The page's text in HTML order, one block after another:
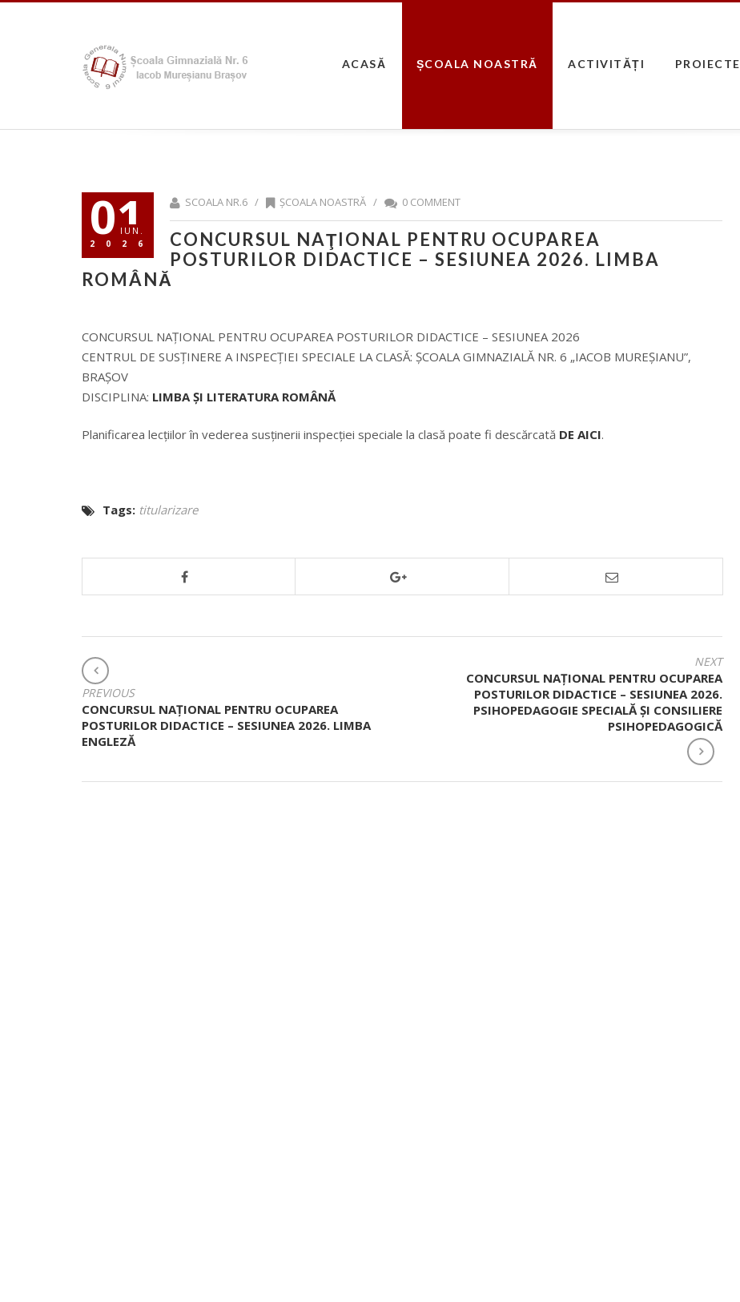
ACASĂ ȘCOALA NOASTRĂ ACTIVITĂȚI PROIECTE
01
IUN.
2026
SCOALA NR.6 / ȘCOALA NOASTRĂ / 0 COMMENT
CONCURSUL NAŢIONAL PENTRU OCUPAREA
POSTURILOR DIDACTICE – SESIUNEA 2026. LIMBA
ROMÂNĂ
CONCURSUL NAŢIONAL PENTRU OCUPAREA POSTURILOR DIDACTICE – SESIUNEA 2026
CENTRUL DE SUSȚINERE A INSPECȚIEI SPECIALE LA CLASĂ: ȘCOALA GIMNAZIALĂ NR. 6 „IACOB MUREȘIANU”,
BRAȘOV
DISCIPLINA: LIMBA ȘI LITERATURA ROMÂNĂ
Planificarea lecțiilor în vederea susținerii inspecției speciale la clasă poate fi descărcată DE AICI.
Tags: titularizare
NAVIGARE
ÎN
ARTICOLE
PREVIOUS
CONCURSUL NAŢIONAL PENTRU OCUPAREA
POSTURILOR DIDACTICE – SESIUNEA 2026. LIMBA
ENGLEZĂ
NEXT
CONCURSUL NAŢIONAL PENTRU OCUPAREA
POSTURILOR DIDACTICE – SESIUNEA 2026.
PSIHOPEDAGOGIE SPECIALĂ ȘI CONSILIERE
PSIHOPEDAGOGICĂ